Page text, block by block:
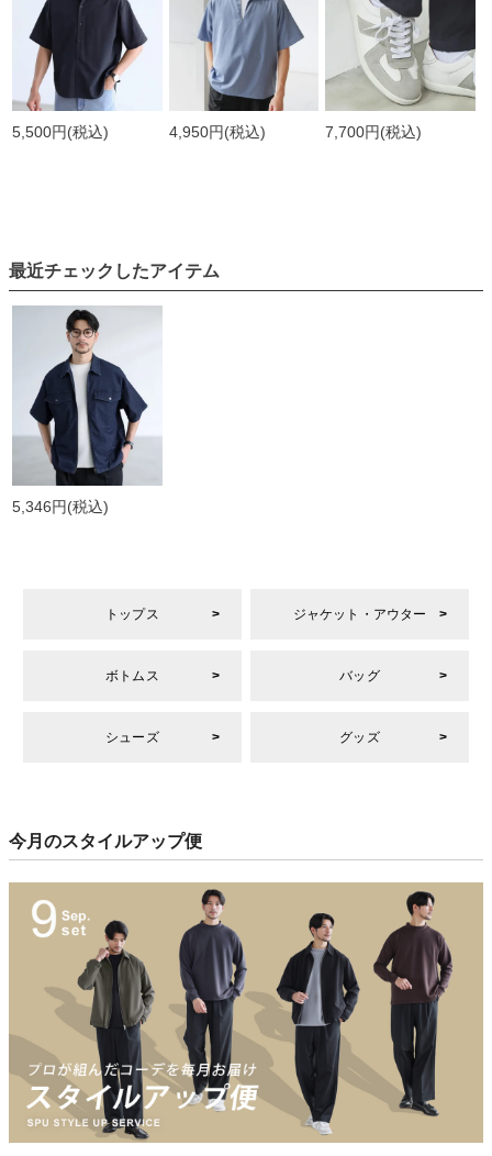
5,500円(税込) 4,950円(税込) 7,700円(税込)
最近チェックしたアイテム
5,346円(税込)
トップス ジャケット・アウター
ボトムス バッグ
シューズ グッズ
今月のスタイルアップ便